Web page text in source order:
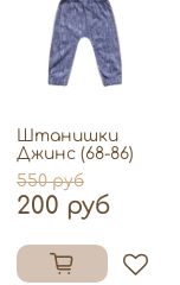
Штанишки
Джинс (68-86)
550 руб
200 руб